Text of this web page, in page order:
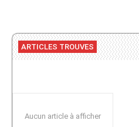
ARTICLES TROUVES
Aucun article à afficher